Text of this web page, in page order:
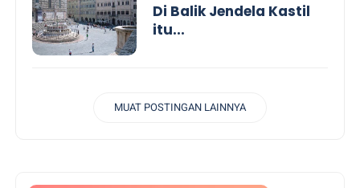
Di Balik Jendela Kastil
itu...
MUAT POSTINGAN LAINNYA